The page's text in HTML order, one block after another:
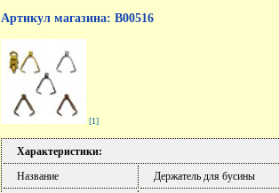
Артикул магазина: B00516
[1]
Характеристики:
Название
Держатель для бусины